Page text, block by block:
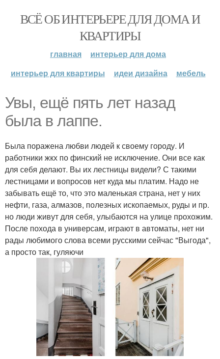
ВСЁ ОБ ИНТЕРЬЕРЕ ДЛЯ ДОМА И
КВАРТИРЫ
главная
интерьер для дома
интерьер для квартиры
идеи дизайна мебель
Увы, ещё пять лет назад
была в лаппе.
Была поражена любви людей к своему городу. И
работники жкх по финский не исключение. Они все как
для себя делают. Вы их лестницы видели? С такими
лестницами и вопросов нет куда мы платим. Надо не
забывать ещё то, что это маленькая страна, нет у них
нефти, газа, алмазов, полезных ископаемых, руды и пр.
но люди живут для себя, улыбаются на улице прохожим.
После похода в универсам, играют в автоматы, нет ни
рады любимого слова всеми русскими сейчас "Выгода",
а просто так, гуляючи